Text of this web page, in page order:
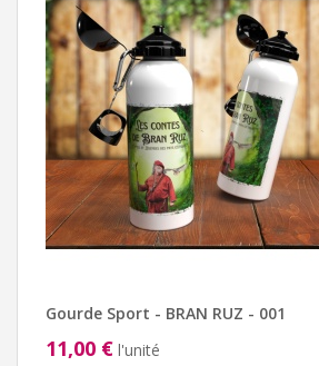
Gourde Sport - BRAN RUZ - 001
11,00 € l'unité